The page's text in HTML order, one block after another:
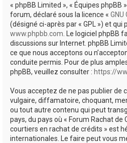
« phpBB Limited », « Équipes phpBB
forum, déclaré sous la licence « GNU
(désigné ci-après par « GPL ») et
www.phpbb.com . Le logiciel phpBB
discussions sur Internet. phpBB
ce que nous acceptons ou
conduite permis. Pour de plus
phpBB, veuillez consulter : https://
Vous acceptez de ne pas publier de
vulgaire, diffamatoire, choquant,
ou tout autre contenu qui peut
pays, du pays où « Forum Rachat de
courtiers en rachat de crédits » est
internationales. Le faire peut vous